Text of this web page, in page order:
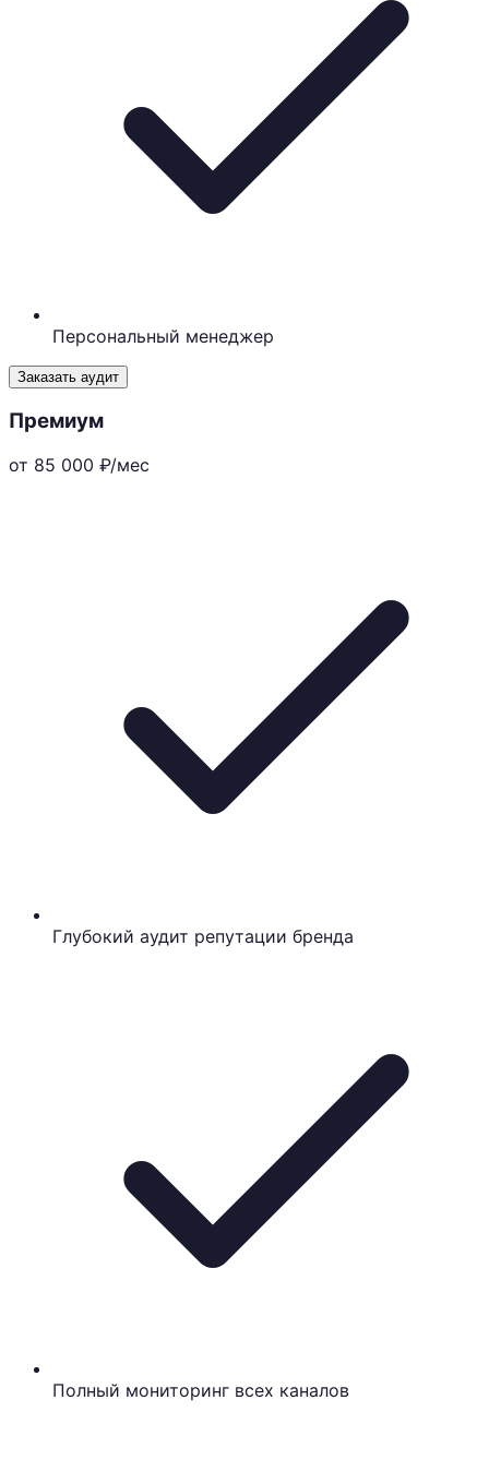
Персональный менеджер
Заказать аудит
Премиум
от 85 000 ₽/мес
Глубокий аудит репутации бренда
Полный мониторинг всех каналов